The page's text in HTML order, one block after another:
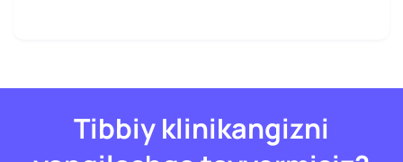
Tibbiy klinikangizni